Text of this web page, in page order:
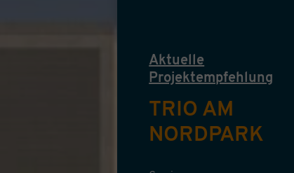
Aktuelle
Projektempfehlung
TRIO AM
NORDPARK